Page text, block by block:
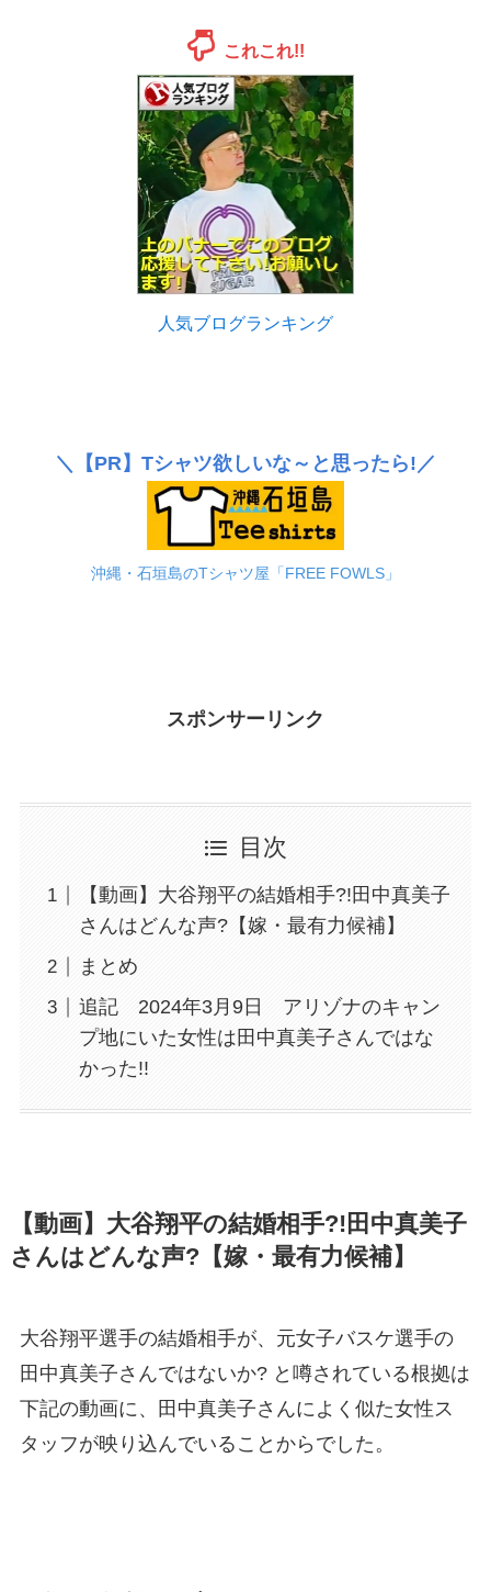
これこれ!!
人気ブログランキング
＼ 【PR】 Tシャツ欲しいな～と思ったら!／
沖縄・石垣島のTシャツ屋「FREE FOWLS」
スポンサーリンク
目次
【動画】大谷翔平の結婚相手?!田中真美子
さんはどんな声?【嫁・最有力候補】
まとめ
追記 2024年3月9日 アリゾナのキャン
プ地にいた女性は田中真美子さんではな
かった!!
【動画】大谷翔平の結婚相手?!田中真美子
さんはどんな声?【嫁・最有力候補】
大谷翔平選手の結婚相手が、元女子バスケ選手の
田中真美子さんではないか? と噂されている根拠は
下記の動画に、田中真美子さんによく似た女性ス
タッフが映り込んでいることからでした。